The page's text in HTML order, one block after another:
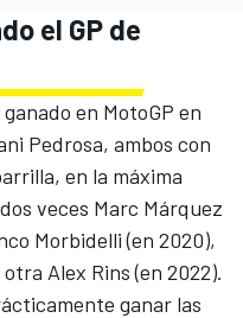
el GP de
en MotoGP en
Pedrosa, ambos con
en la máxima
veces Marc Márquez
Morbidelli(en 2020),
otra Alex Rins(en 2022).
ganar las